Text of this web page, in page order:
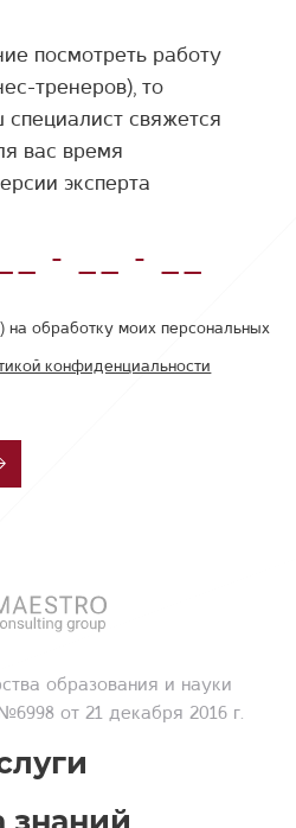
посмотреть работу
тренеров), то
специалист свяжется
вас время
эксперта
на обработку моих персональных
конфиденциальности
образования и науки
от 21 декабря 2016 г.